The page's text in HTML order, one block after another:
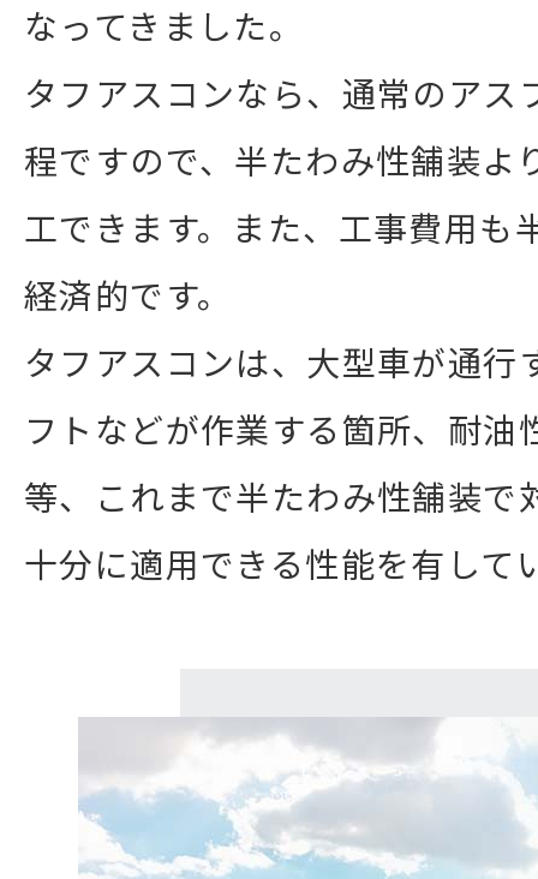
なってきました。
タフアスコンなら、通常のアス
程ですので、半たわみ性舗装よ
工できます。また、工事費用も
経済的です。
タフアスコンは、大型車が通行
フトなどが作業する箇所、耐油
等、これまで半たわみ性舗装で
十分に適用できる性能を有して